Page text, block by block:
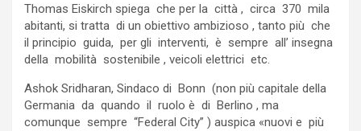
Thomas Eiskirch spiega che per la città , circa 370 mila
abitanti, si tratta di un obiettivo ambizioso , tanto più che
il principio guida, per gli interventi, è sempre all’ insegna
della mobilità sostenibile , veicoli elettrici etc.
Ashok Sridharan, Sindaco di Bonn (non più capitale della
Germania da quando il ruolo è di Berlino , ma
comunque sempre “Federal City” ) auspica «nuovi e più